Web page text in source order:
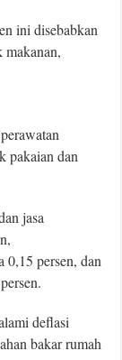
ini disebabkan
makanan,
pakaian dan
jasa
0,15 persen, dan
deﬂasi
bakar rumah